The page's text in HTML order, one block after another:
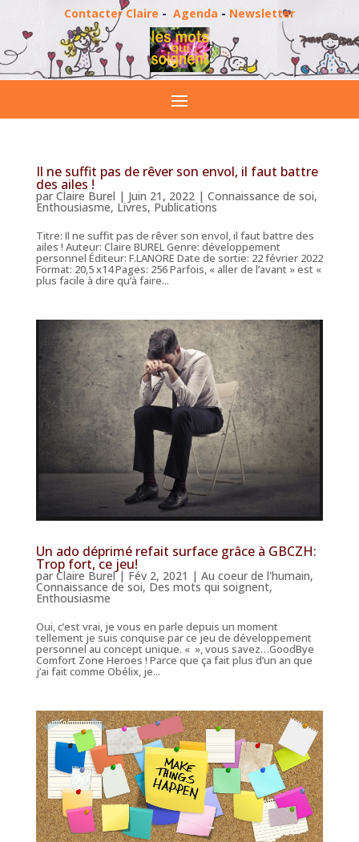
Contacter Claire - Agenda - Newsletter
Il ne suffit pas de rêver son envol, il faut battre
des ailes !
par Claire Burel | Juin 21, 2022| Connaissance de soi,
Enthousiasme, Livres, Publications
Titre: Il ne suffit pas de rêver son envol, il faut battre des
ailes ! Auteur: Claire BUREL Genre: développement
personnel Éditeur: F.LANORE Date de sortie: 22 février 2022
Format: 20,5 x14 Pages: 256 Parfois, « aller de l’avant » est «
plus facile à dire qu’à faire...
Un ado déprimé refait surface grâce à GBCZH:
Trop fort, ce jeu!
par Claire Burel| Fév 2, 2021 | Au coeur de l'humain,
Connaissance de soi, Des mots qui soignent,
Enthousiasme
Oui, c’est vrai, je vous en parle depuis un moment
tellement je suis conquise par ce jeu de développement
personnel au concept unique. « », vous savez…GoodBye
Comfort Zone Heroes ! Parce que ça fait plus d’un an que
j’ai fait comme Obélix, je...